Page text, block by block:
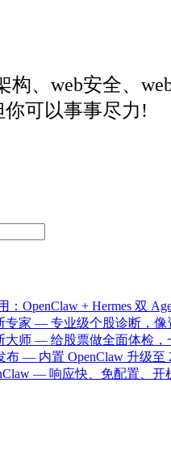
构、web安全、
可以事事尽力!
：OpenClaw + Hermes 双
专家 — 专业级个股诊断，
大师 — 给股票做全面体检
布 — 内置 OpenClaw 升级
— 响应快、免配置、